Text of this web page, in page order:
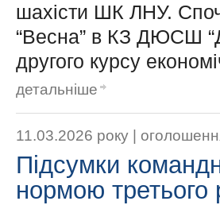
шахісти ШК ЛНУ.
“Весна” в КЗ ДЮСШ
другого курсу
детальніше
11.03.2026 року |
Підсумки
нормою третього